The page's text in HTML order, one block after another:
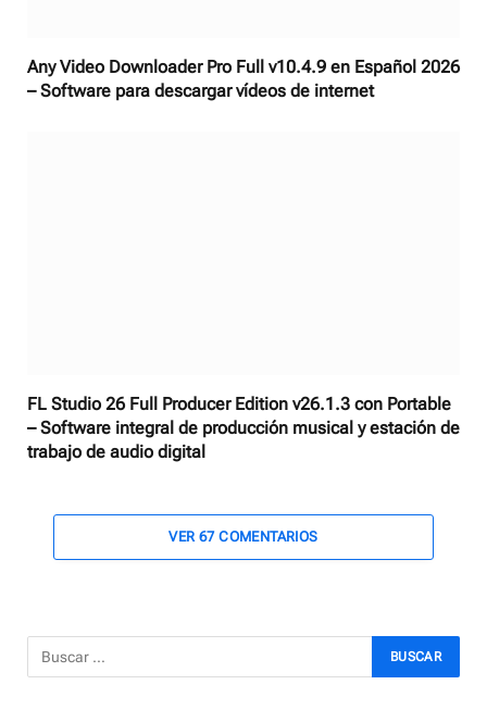
Any Video Downloader Pro Full v10.4.9 en Español 2026
– Software para descargar vídeos de internet
FL Studio 26 Full Producer Edition v26.1.3 con Portable
– Software integral de producción musical y estación de
trabajo de audio digital
VER 67 COMENTARIOS